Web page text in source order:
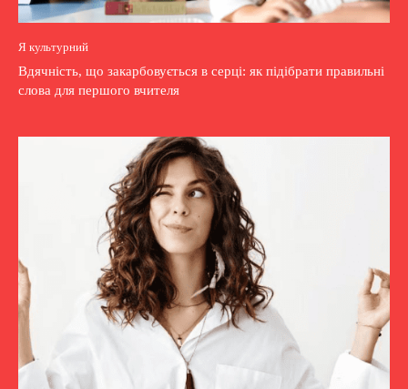
Я культурний
Вдячність, що закарбовується в серці: як підібрати правильні
слова для першого вчителя